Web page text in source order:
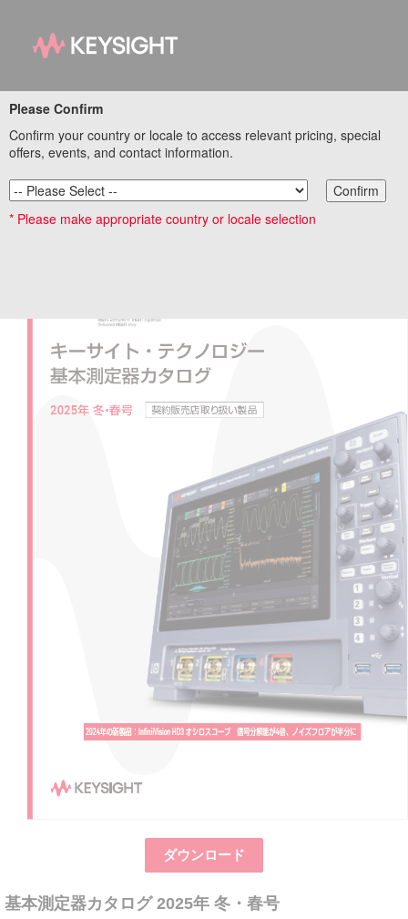
基本測定器 特設サイト
リンク集トップページ
基本測定器カタログ 2025年 冬・春号 (契約販売店
ダウンロード
基本測定器カタログ 2025年 冬・春号
Please Confirm
Confirm your country or locale to access relevant pricing, special
offers, events, and contact information.
Confirm
* Please make appropriate country or locale selection